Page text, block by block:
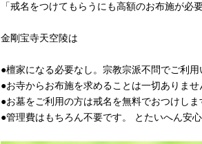
「戒名をつけてもらうにも高額のお布施が必
金剛宝寺天空陵は
●檀家になる必要なし。宗教宗派不問でご利用
●お寺からお布施を求めることは一切ありませ
●お墓をご利用の方は戒名を無料でおつけしま
●管理費はもちろん不要です。 とたいへん安心